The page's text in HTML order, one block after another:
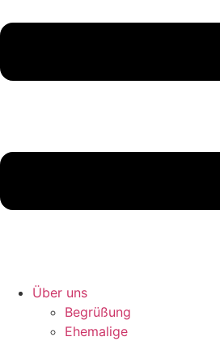
Über uns
Begrüßung
Ehemalige